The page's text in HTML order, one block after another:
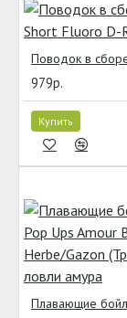
979р.
Купить